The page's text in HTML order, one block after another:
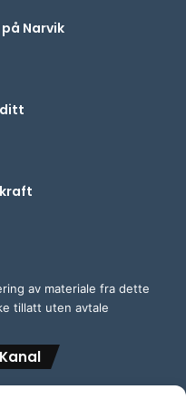
Narvik
ditt
av materiale fra dette
tillatt uten avtale